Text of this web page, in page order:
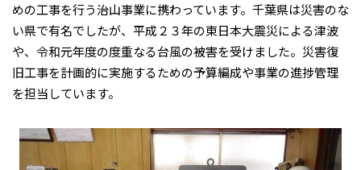
めの工事を行う治山事業に携わっています。千葉県は災害のな
い県で有名でしたが、平成２３年の東日本大震災による津波
や、令和元年度の度重なる台風の被害を受けました。災害復
旧工事を計画的に実施するための予算編成や事業の進捗管理
を担当しています。